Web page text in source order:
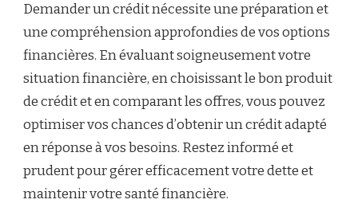
Demander un crédit nécessite une préparation et
une compréhension approfondies de vos options
financières. En évaluant soigneusement votre
situation financière, en choisissant le bon produit
de crédit et en comparant les offres, vous pouvez
optimiser vos chances d’obtenir un crédit adapté
en réponse à vos besoins. Restez informé et
prudent pour gérer efficacement votre dette et
maintenir votre santé financière.